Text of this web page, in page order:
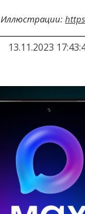
Иллюстрации:
13.11.2023